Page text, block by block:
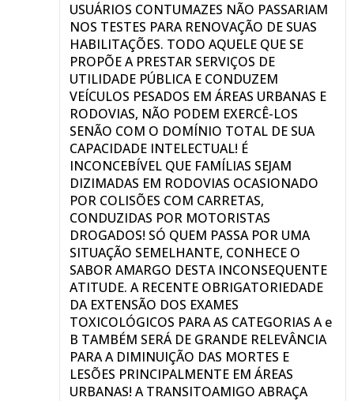
USUÁRIOS CONTUMAZES NÃO PASSARIAM
NOS TESTES PARA RENOVAÇÃO DE SUAS
HABILITAÇÕES. TODO AQUELE QUE SE
PROPÕE A PRESTAR SERVIÇOS DE
UTILIDADE PÚBLICA E CONDUZEM
VEÍCULOS PESADOS EM ÁREAS URBANAS E
RODOVIAS, NÃO PODEM EXERCÊ-LOS
SENÃO COM O DOMÍNIO TOTAL DE SUA
CAPACIDADE INTELECTUAL! É
INCONCEBÍVEL QUE FAMÍLIAS SEJAM
DIZIMADAS EM RODOVIAS OCASIONADO
POR COLISÕES COM CARRETAS,
CONDUZIDAS POR MOTORISTAS
DROGADOS! SÓ QUEM PASSA POR UMA
SITUAÇÃO SEMELHANTE, CONHECE O
SABOR AMARGO DESTA INCONSEQUENTE
ATITUDE. A RECENTE OBRIGATORIEDADE
DA EXTENSÃO DOS EXAMES
TOXICOLÓGICOS PARA AS CATEGORIAS A e
B TAMBÉM SERÁ DE GRANDE RELEVÂNCIA
PARA A DIMINUIÇÃO DAS MORTES E
LESÕES PRINCIPALMENTE EM ÁREAS
URBANAS! A TRANSITOAMIGO ABRAÇA